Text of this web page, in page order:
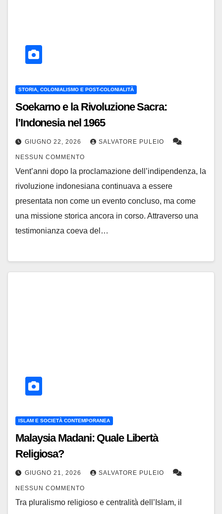
STORIA, COLONIALISMO E POST-COLONIALITÀ
Soekarno e la Rivoluzione Sacra:
l’Indonesia nel 1965
GIUGNO 22, 2026 SALVATORE PULEIO
NESSUN COMMENTO
Vent’anni dopo la proclamazione dell’indipendenza, la
rivoluzione indonesiana continuava a essere
presentata non come un evento concluso, ma come
una missione storica ancora in corso. Attraverso una
testimonianza coeva del…
ISLAM E SOCIETÀ CONTEMPORANEA
Malaysia Madani: Quale Libertà
Religiosa?
GIUGNO 21, 2026 SALVATORE PULEIO
NESSUN COMMENTO
Tra pluralismo religioso e centralità dell’Islam, il